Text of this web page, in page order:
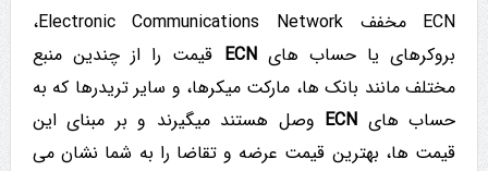
ECN مخفف Electronic Communications Network،
بروکرهای یا حساب هایECN قیمت را از چندین منبع
مختلف مانند بانک ها، مارکت میکرها، و سایر تریدرها که به
حساب های ECN وصل هستند میگیرند و بر مبنای این
قیمت ها، بهترین قیمت عرضه و تقاضا را به شما نشان می